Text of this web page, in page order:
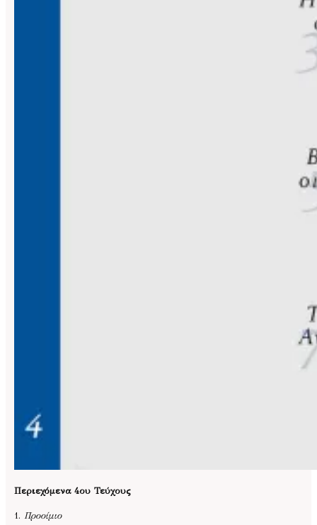
Περιεχόμενα 4ου Τεύχους
1. Προοίμιο